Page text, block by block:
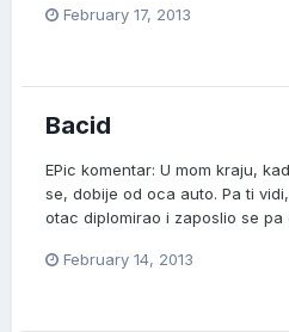
February 17, 2013
Bacid
EPic komentar: U mom kraju,
se, dobije od oca auto. Pa ti
otac diplomirao i zaposlio se pa
February 14, 2013